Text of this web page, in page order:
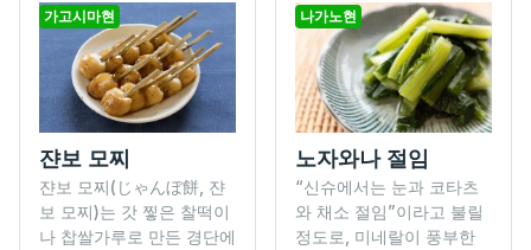
가고시마현
쟌보 모찌
쟌보 모찌(じゃんぼ餅, 쟌
보 모찌)는 갓 찧은 찰떡이
나 찹쌀가루로 만든 경단에
나가노현
노자와나 절임
“신슈에서는 눈과 코타츠
와 채소 절임”이라고 불릴
정도로, 미네랄이 풍부한